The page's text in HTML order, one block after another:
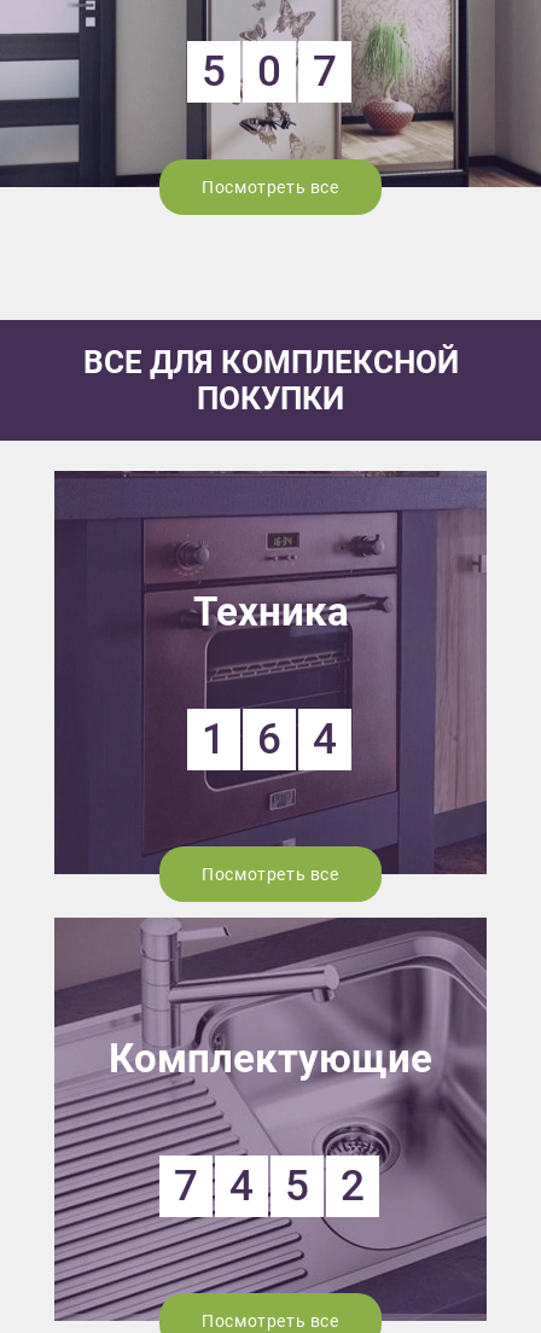
5 0 7
Посмотреть все
ВСЕ ДЛЯ КОМПЛЕКСНОЙ
ПОКУПКИ
Техника
1 6 4
Посмотреть все
Комплектующие
7 4 5 2
Посмотреть все